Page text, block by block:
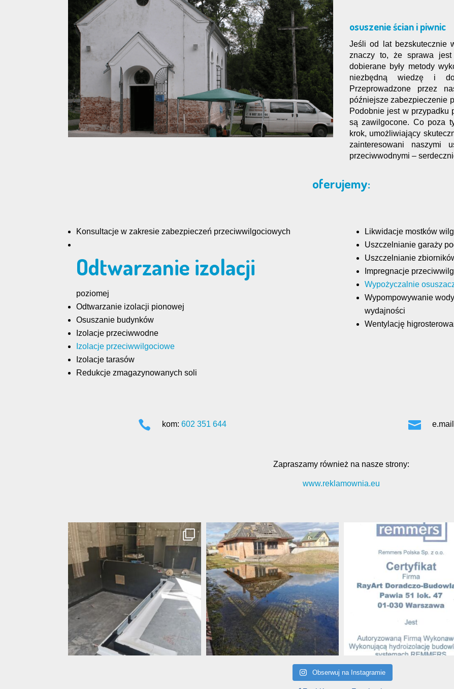
osuszenie ścian i piwnic
Jeśli od lat bezskutecznie
znaczy to, że sprawa jest
dobierane były metody
niezbędną wiedzę i
Przeprowadzone przez
późniejsze zabezpieczenie
Podobnie jest w przypadku
są zawilgocone. Co poza
krok, umożliwiający
zainteresowani naszymi
przeciwwodnymi –
oferujemy:
Konsultacje w zakresie zabezpieczeń przeciwwilgociowych
Odtwarzanie izolacji
poziomej
Odtwarzanie izolacji pionowej
Osuszanie budynków
Izolacje przeciwwodne
Izolacje przeciwwilgociowe
Izolacje tarasów
Redukcje zmagazynowanych soli
Likwidacje mostków
Uszczelnianie garaży
Uszczelnianie
Impregnacje
Wypożyczalnie
Wypompowywanie
wydajności
Wentylację
 kom: 602 351 644 
Zapraszamy również na nasze strony:
www.reklamownia.eu
Obserwuj na Instagramie